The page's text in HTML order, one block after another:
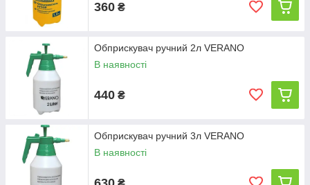
Опрыскиватели этого производителя всегда мощные, с высокой
рабочими объемами и типами насосов, с бензиновыми
двигателями и нагнетающей ручной системой, что дает
возможность четко распределять жидкости для защиты растений.
Лучшее качество и безопасность опрыскивателей
рассчитаны на профессиональное использование.
360 ₴
Обприскувач ручний 2л VERANO
В наявності
440 ₴
Обприскувач ручний 3л VERANO
В наявності